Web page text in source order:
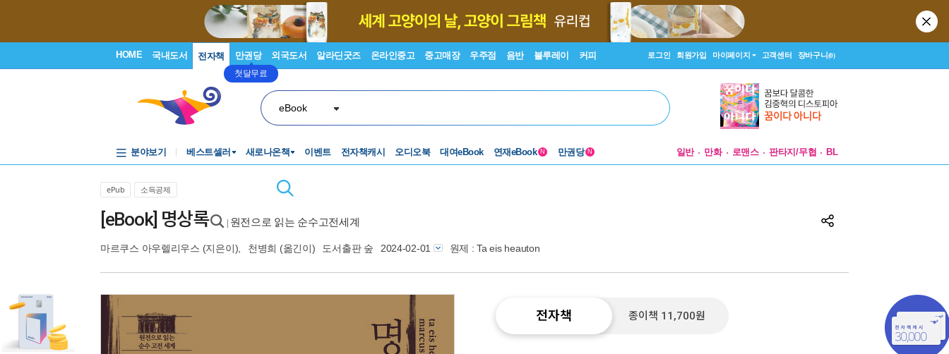
HOME 국내도서 전자책 만권당
첫달무료
외국도서 알라딘굿즈 온라인중고 중고매장 우주점 음반 블루레이 커피 로그인 회원가입 마이페이지 고객센터 장바구니(0)
eBook
분야보기 베스트셀러 새로나온책 이벤트 전자책캐시 오디오북 대여eBook 연재eBook N 만권당 N 일반 만화 로맨스 판타지/무협 BL
ePub 소득공제
[eBook] 명상록 원전으로 읽는 순수고전세계
마르쿠스 아우렐리우스 (지은이), 천병희 (옮긴이) 도서출판 숲 2024-02-01 원제 : Ta eis heauton
전자책 종이책 11,700원